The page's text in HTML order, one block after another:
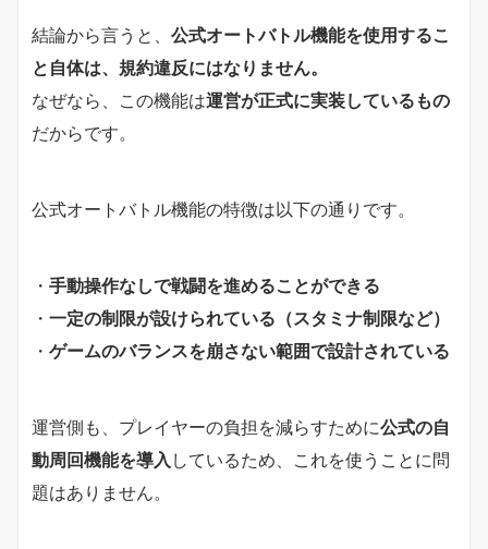
結論から言うと、 公式オートバトル機能を使用するこ
と自体は、規約違反にはなりません。
なぜなら、この機能は運営が正式に実装しているもの
だからです。
公式オートバトル機能の特徴は以下の通りです。
・ 手動操作なしで戦闘を進めることができる
・ 一定の制限が設けられている（スタミナ制限など）
・ ゲームのバランスを崩さない範囲で設計されている
運営側も、プレイヤーの負担を減らすために公式の自
動周回機能を導入 しているため、これを使うことに問
題はありません。